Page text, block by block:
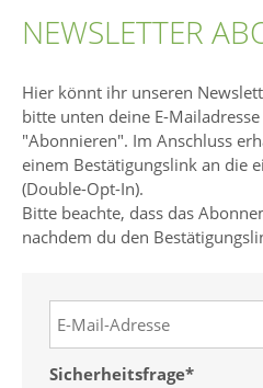
NEWSLETTER
Hier könnt ihr unseren
bitte unten deine E-
"Abonnieren". Im Anschluss
einem Bestätigungslink an die
(Double-Opt-In).
Bitte beachte, dass das
nachdem du den
Mail-
Pflichtfeld
Sicherheitsfrage*